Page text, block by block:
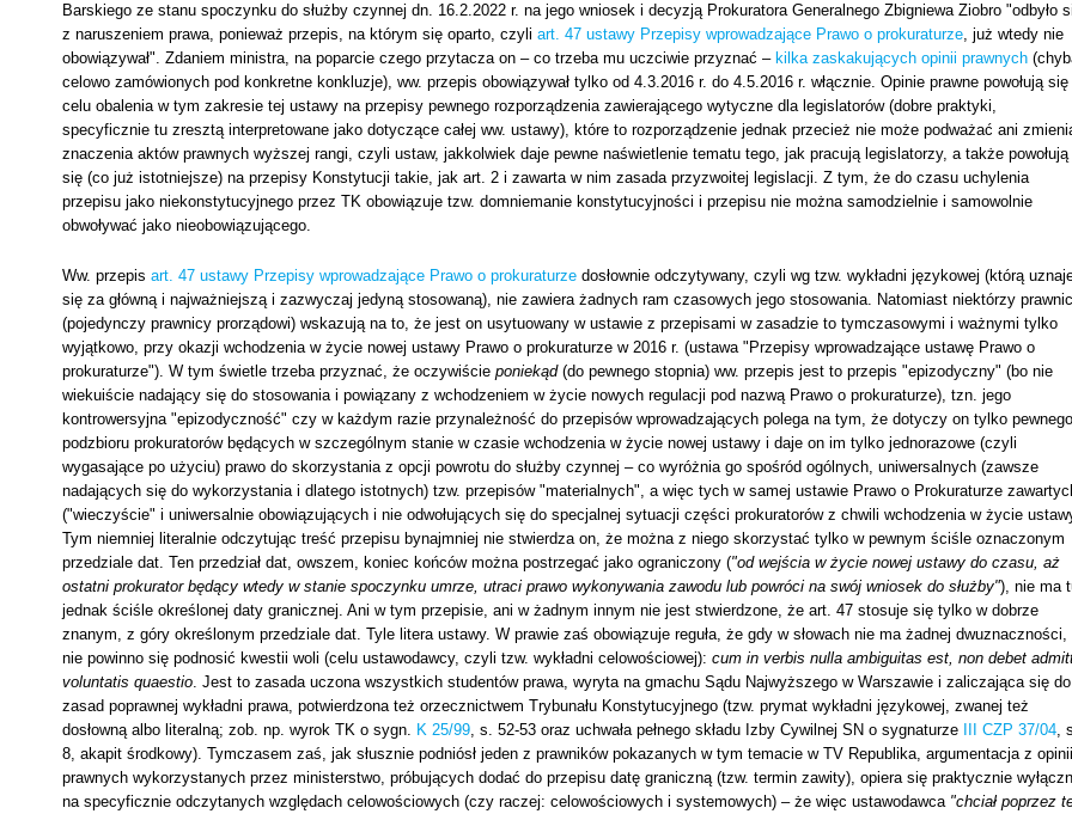
Barskiego ze stanu spoczynku do służby czynnej dn. 16.2.2022 r. na jego wniosek i decyzją Prokuratora Generalnego Zbigniewa Ziobro "odbyło
z naruszeniem prawa, ponieważ przepis, na którym się oparto, czyli art. 47 ustawy Przepisy wprowadzające Prawo o prokuraturze, już wtedy nie
obowiązywał". Zdaniem ministra, na poparcie czego przytacza on – co trzeba mu uczciwie przyznać – kilka zaskakujących opinii prawnych
celowo zamówionych pod konkretne konkluzje), ww. przepis obowiązywał tylko od 4.3.2016 r. do 4.5.2016 r. włącznie. Opinie prawne powołują się
celu obalenia w tym zakresie tej ustawy na przepisy pewnego rozporządzenia zawierającego wytyczne dla legislatorów (dobre praktyki,
specyficznie tu zresztą interpretowane jako dotyczące całej ww. ustawy), które to rozporządzenie jednak przecież nie może podważać ani
znaczenia aktów prawnych wyższej rangi, czyli ustaw, jakkolwiek daje pewne naświetlenie tematu tego, jak pracują legislatorzy, a także powołują
się (co już istotniejsze) na przepisy Konstytucji takie, jak art. 2 i zawarta w nim zasada przyzwoitej legislacji. Z tym, że do czasu uchylenia
przepisu jako niekonstytucyjnego przez TK obowiązuje tzw. domniemanie konstytucyjności i przepisu nie można samodzielnie i samowolnie
obwoływać jako nieobowiązującego.
Ww. przepis art. 47 ustawy Przepisy wprowadzające Prawo o prokuraturze dosłownie odczytywany, czyli wg tzw. wykładni językowej (którą
się za główną i najważniejszą i zazwyczaj jedyną stosowaną), nie zawiera żadnych ram czasowych jego stosowania. Natomiast niektórzy
(pojedynczy prawnicy prorządowi) wskazują na to, że jest on usytuowany w ustawie z przepisami w zasadzie to tymczasowymi i ważnymi tylko
wyjątkowo, przy okazji wchodzenia w życie nowej ustawy Prawo o prokuraturze w 2016 r. (ustawa "Przepisy wprowadzające ustawę Prawo o
prokuraturze"). W tym świetle trzeba przyznać, że oczywiście poniekąd(do pewnego stopnia) ww. przepis jest to przepis "epizodyczny" (bo nie
wiekuiście nadający się do stosowania i powiązany z wchodzeniem w życie nowych regulacji pod nazwą Prawo o prokuraturze), tzn. jego
kontrowersyjna "epizodyczność" czy w każdym razie przynależność do przepisów wprowadzających polega na tym, że dotyczy on tylko pewnego
podzbioru prokuratorów będących w szczególnym stanie w czasie wchodzenia w życie nowej ustawy i daje on im tylko jednorazowe (czyli
wygasające po użyciu) prawo do skorzystania z opcji powrotu do służby czynnej – co wyróżnia go spośród ogólnych, uniwersalnych (zawsze
nadających się do wykorzystania i dlatego istotnych) tzw. przepisów "materialnych", a więc tych w samej ustawie Prawo o Prokuraturze
("wieczyście" i uniwersalnie obowiązujących i nie odwołujących się do specjalnej sytuacji części prokuratorów z chwili wchodzenia w życie
Tym niemniej literalnie odczytując treść przepisu bynajmniej nie stwierdza on, że można z niego skorzystać tylko w pewnym ściśle oznaczonym
przedziale dat. Ten przedział dat, owszem, koniec końców można postrzegać jako ograniczony ("od wejścia w życie nowej ustawy do czasu, aż
ostatni prokurator będący wtedy w stanie spoczynku umrze, utraci prawo wykonywania zawodu lub powróci na swój wniosek do służby"), nie ma
jednak ściśle określonej daty granicznej. Ani w tym przepisie, ani w żadnym innym nie jest stwierdzone, że art. 47 stosuje się tylko w dobrze
znanym, z góry określonym przedziale dat. Tyle litera ustawy. W prawie zaś obowiązuje reguła, że gdy w słowach nie ma żadnej dwuznaczności,
nie powinno się podnosić kwestii woli (celu ustawodawcy, czyli tzw. wykładni celowościowej): cum in verbis nulla ambiguitas est, non debet
voluntatis quaestio. Jest to zasada uczona wszystkich studentów prawa, wyryta na gmachu Sądu Najwyższego w Warszawie i zaliczająca się do
zasad poprawnej wykładni prawa, potwierdzona też orzecznictwem Trybunału Konstytucyjnego (tzw. prymat wykładni językowej, zwanej też
dosłowną albo literalną; zob. np. wyrok TK o sygn. K 25/99, s. 52-53 oraz uchwała pełnego składu Izby Cywilnej SN o sygnaturze III CZP 37/04,
8, akapit środkowy). Tymczasem zaś, jak słusznie podniósł jeden z prawników pokazanych w tym temacie w TV Republika, argumentacja z opinii
prawnych wykorzystanych przez ministerstwo, próbujących dodać do przepisu datę graniczną (tzw. termin zawity), opiera się praktycznie
na specyficznie odczytanych względach celowościowych (czy raczej: celowościowych i systemowych) – że więc ustawodawca "chciał poprzez